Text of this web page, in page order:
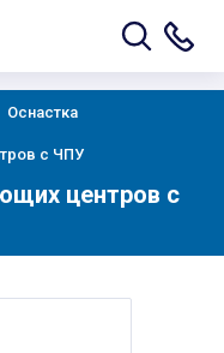
Оснастка
с ЧПУ
центров с